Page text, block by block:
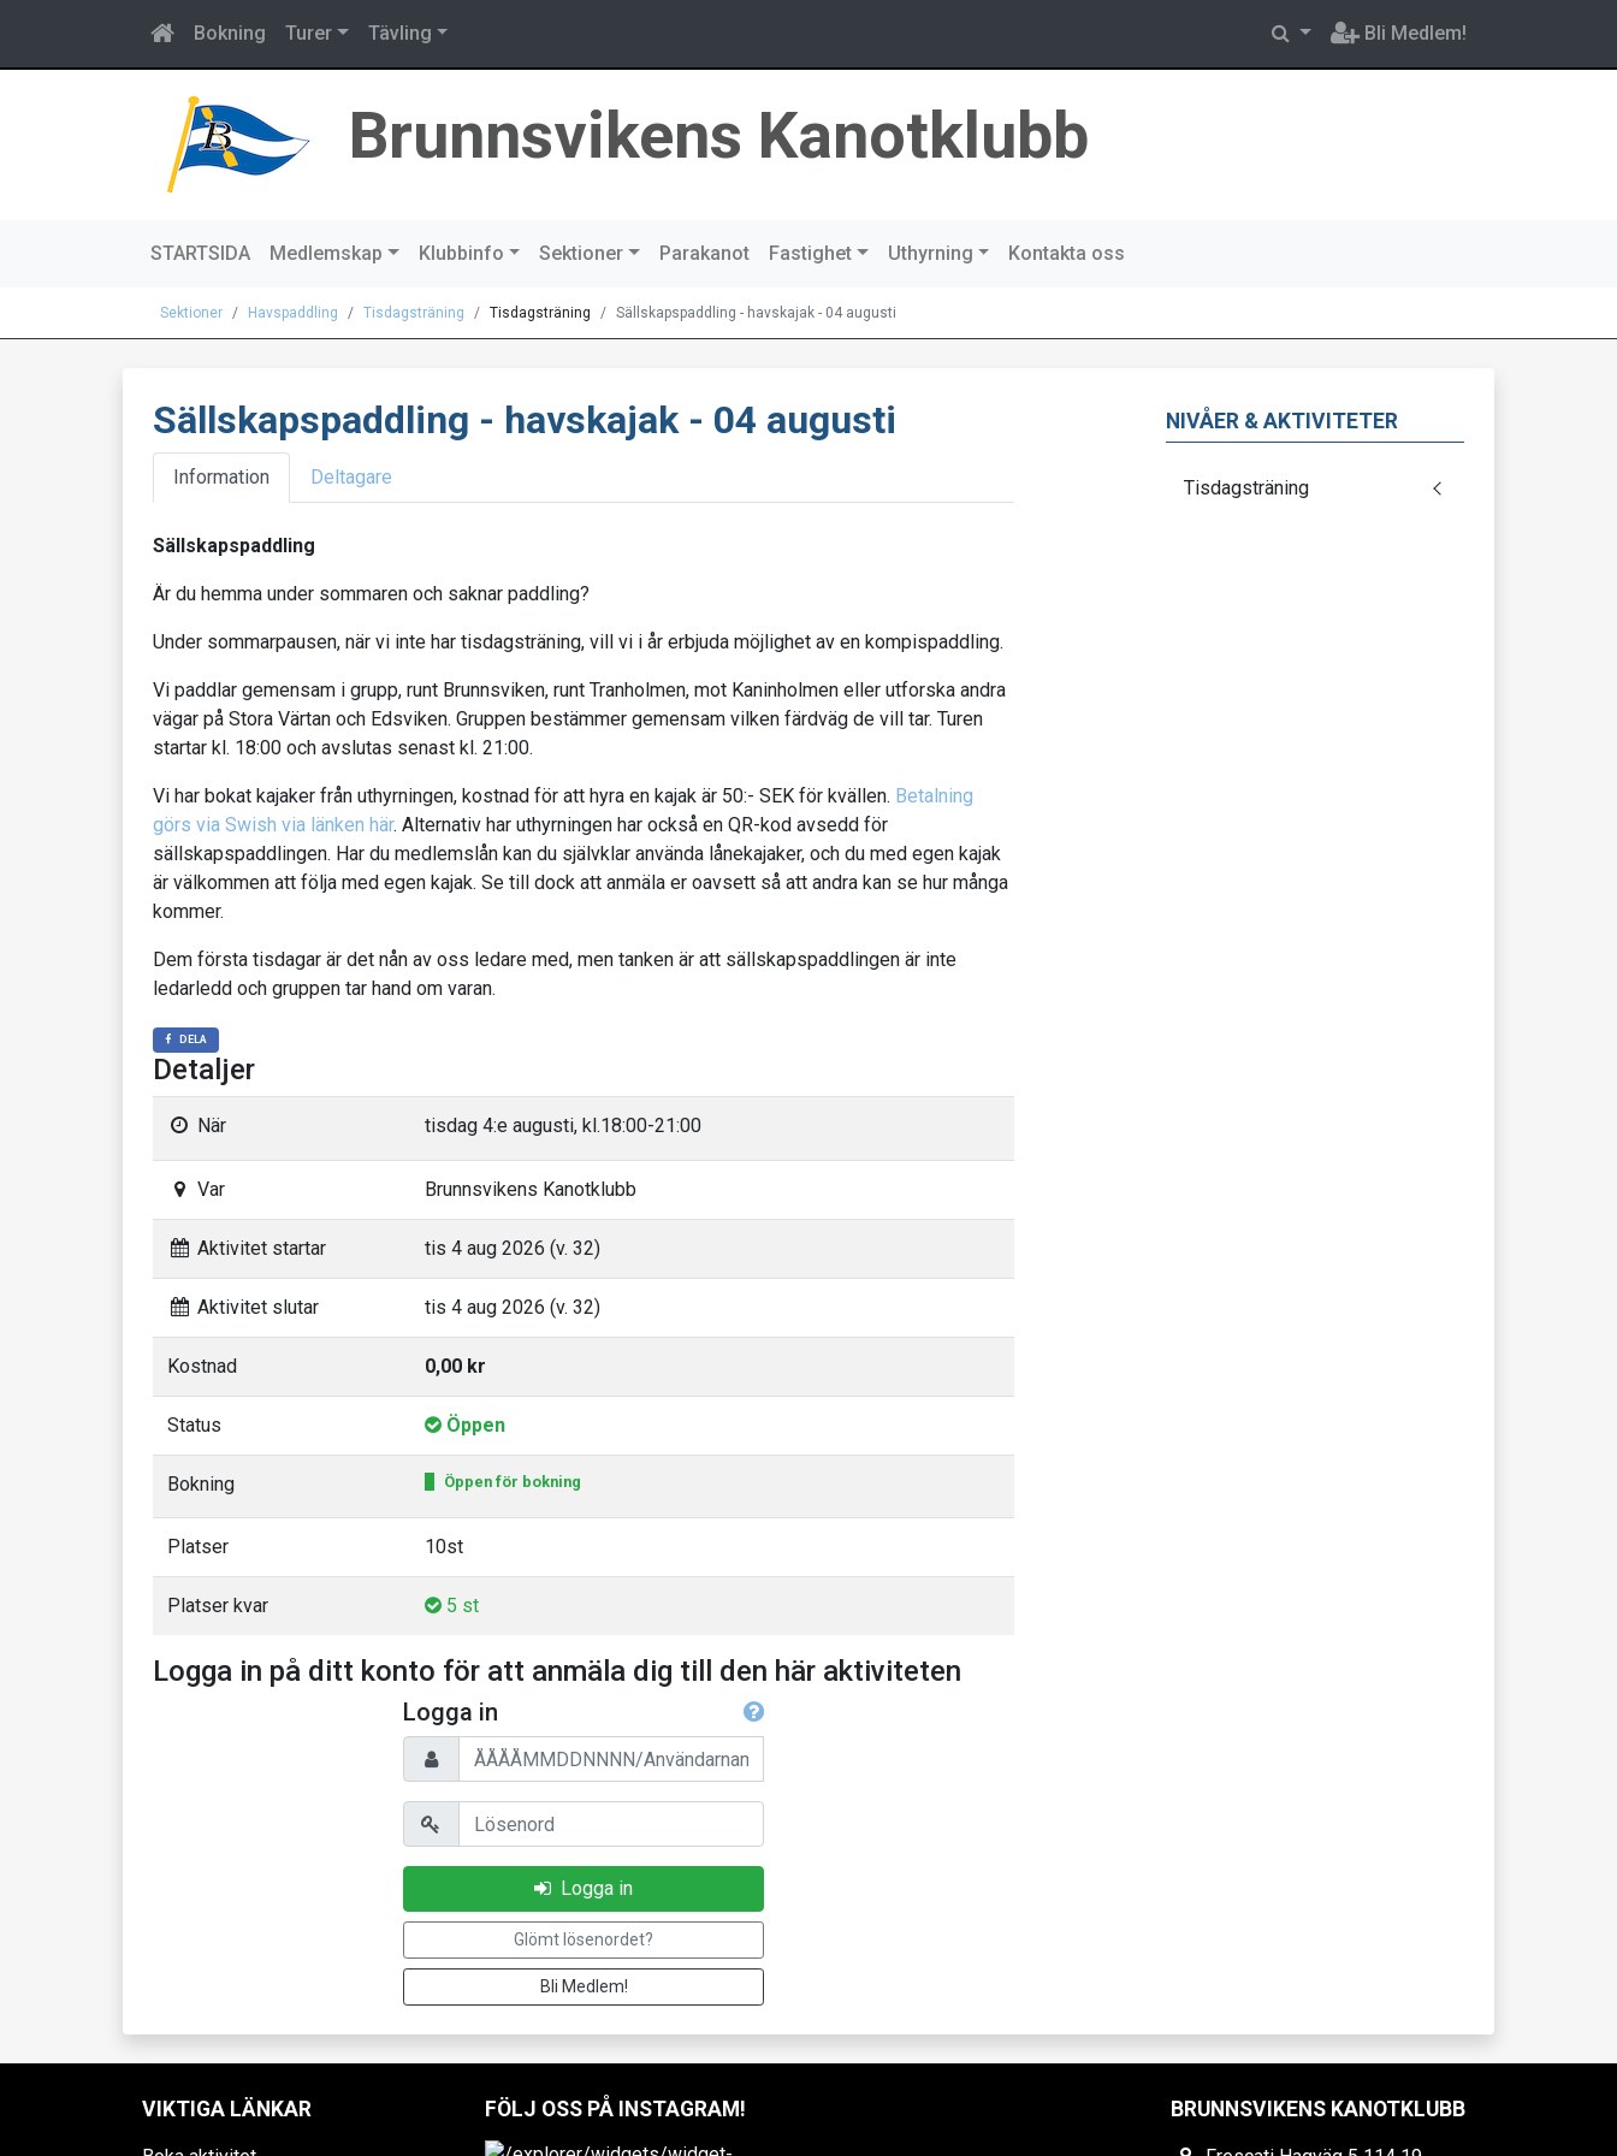
Bokning Turer Tävling Bli Medlem!
Brunnsvikens Kanotklubb
STARTSIDA Medlemskap Klubbinfo Sektioner Parakanot Fastighet Uthyrning Kontakta oss
Sektioner Havspaddling Tisdagsträning Tisdagsträning Sällskapspaddling - havskajak - 04 augusti
Sällskapspaddling - havskajak - 04 augusti
Information Deltagare
Sällskapspaddling
Är du hemma under sommaren och saknar paddling?
Under sommarpausen, när vi inte har tisdagsträning, vill vi i år erbjuda möjlighet av en kompispaddling.
Vi paddlar gemensam i grupp, runt Brunnsviken, runt Tranholmen, mot Kaninholmen eller utforska andra
vägar på Stora Värtan och Edsviken. Gruppen bestämmer gemensam vilken färdväg de vill tar. Turen
startar kl. 18:00 och avslutas senast kl. 21:00.
Vi har bokat kajaker från uthyrningen, kostnad för att hyra en kajak är 50:- SEK för kvällen. Betalning
görs via Swish via länken här. Alternativ har uthyrningen har också en QR-kod avsedd för
sällskapspaddlingen. Har du medlemslån kan du självklar använda lånekajaker, och du med egen kajak
är välkommen att följa med egen kajak. Se till dock att anmäla er oavsett så att andra kan se hur många
kommer.
Dem första tisdagar är det nån av oss ledare med, men tanken är att sällskapspaddlingen är inte
ledarledd och gruppen tar hand om varan.
DELA
Detaljer
När tisdag 4:e augusti, kl.18:00-21:00
Var Brunnsvikens Kanotklubb
Aktivitet startar tis 4 aug 2026 (v. 32)
Aktivitet slutar tis 4 aug 2026 (v. 32)
Kostnad 0,00 kr
Status Öppen
Bokning Öppen för bokning
Platser 10st
Platser kvar 5 st
Logga in på ditt konto för att anmäla dig till den här aktiviteten
Logga in
Personnummer/Användarnamn
Lösenord
Logga in
Glömt lösenordet?
Bli Medlem!
NIVÅER & AKTIVITETER
Tisdagsträning
VIKTIGA LÄNKAR FÖLJ OSS PÅ INSTAGRAM! BRUNNSVIKENS KANOTKLUBB